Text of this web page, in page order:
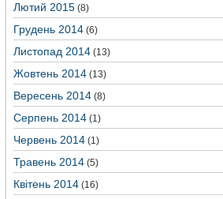
Лютий 2015 (8)
Грудень 2014 (6)
Листопад 2014 (13)
Жовтень 2014 (13)
Вересень 2014 (8)
Серпень 2014 (1)
Червень 2014 (1)
Травень 2014 (5)
Квітень 2014 (16)